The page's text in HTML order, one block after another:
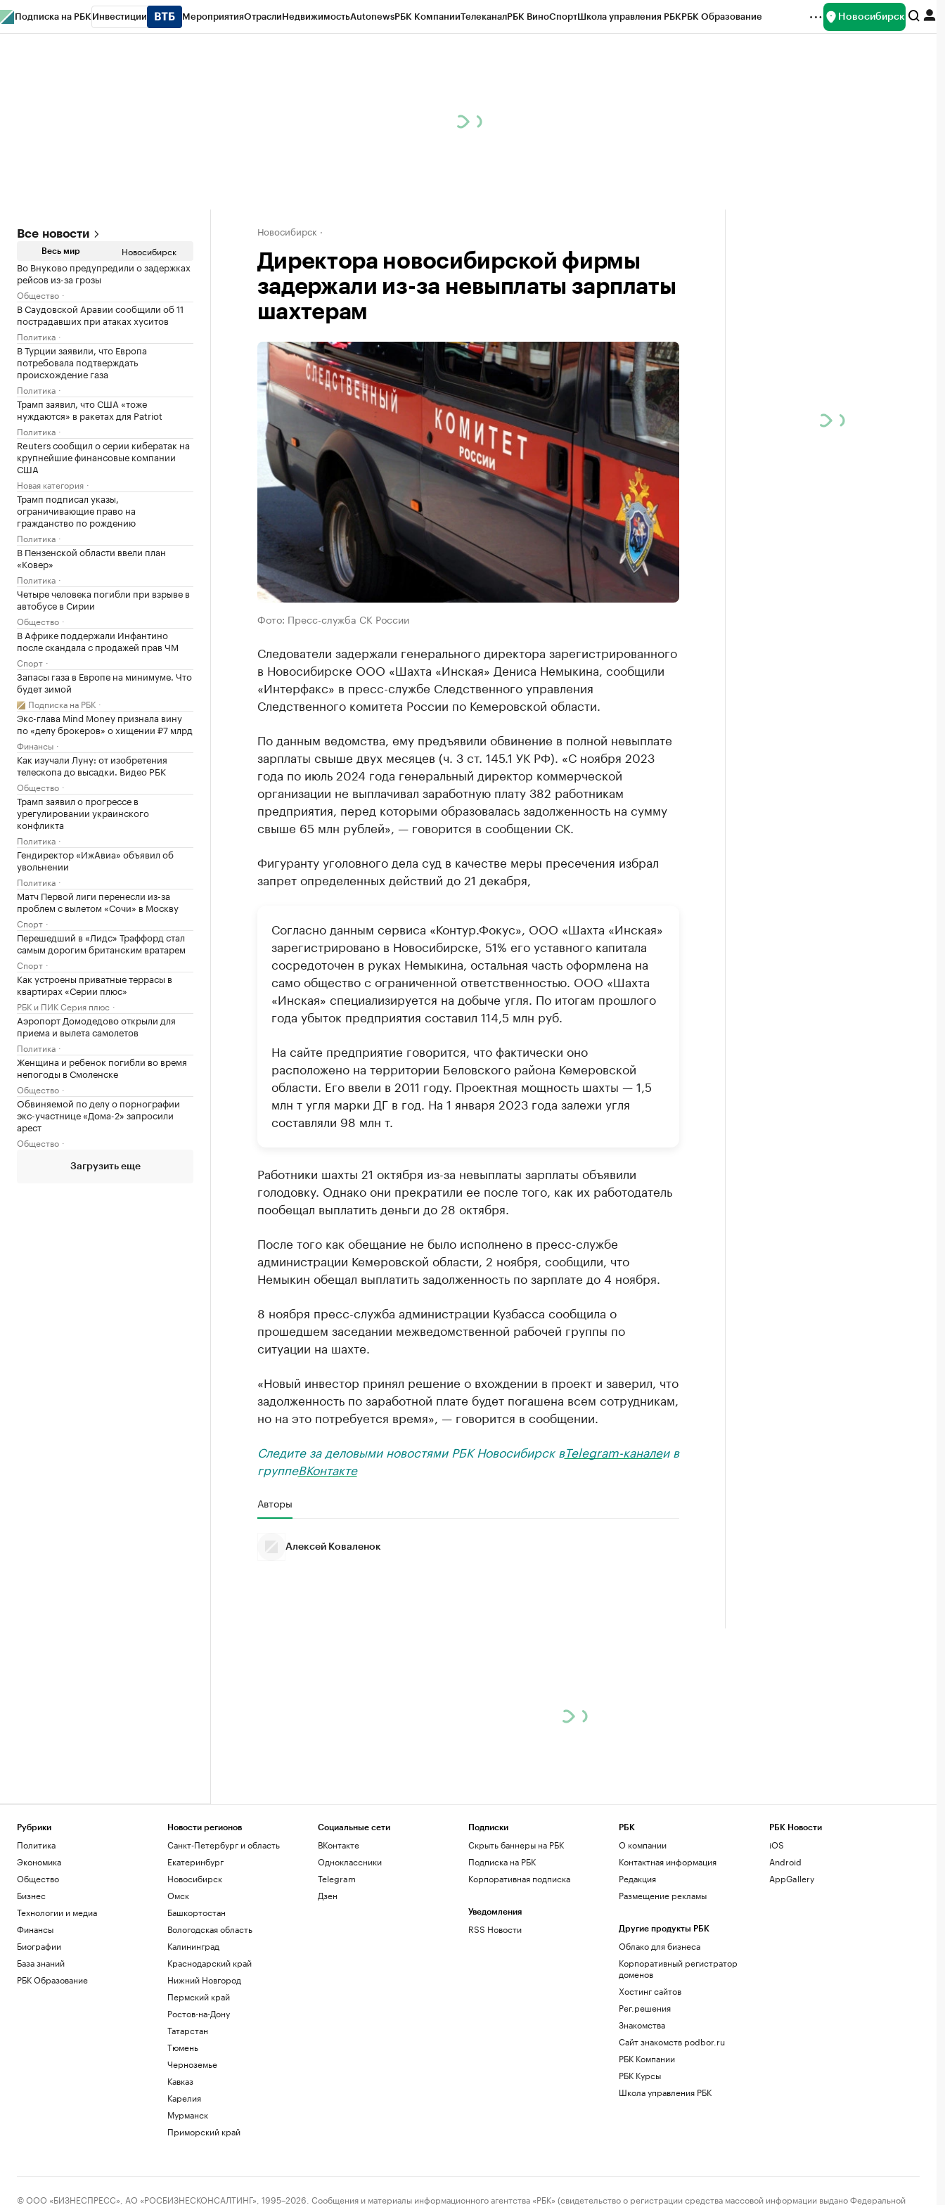
Подписка на РБК Инвестиции МероприятияОтраслиНедвижимостьAutonewsРБК КомпанииТелеканалРБК ВиноСпортШкола управления РБКРБК Образование Новосибирск
Все новости
Весь мир Новосибирск
Во Внуково предупредили о задержках
рейсов из-за грозы
Общество
В Саудовской Аравии сообщили об 11
пострадавших при атаках хуситов
Политика
В Турции заявили, что Европа
потребовала подтверждать
происхождение газа
Политика
Трамп заявил, что США «тоже
нуждаются» в ракетах для Patriot
Политика
Reuters сообщил о серии кибератак на
крупнейшие финансовые компании
США
Новая категория
Трамп подписал указы,
ограничивающие право на
гражданство по рождению
Политика
В Пензенской области ввели план
«Ковер»
Политика
Четыре человека погибли при взрыве в
автобусе в Сирии
Общество
В Африке поддержали Инфантино
после скандала с продажей прав ЧМ
Спорт
Запасы газа в Европе на минимуме. Что
будет зимой
Подписка на РБК
Экс-глава Mind Money признала вину
по «делу брокеров» о хищении ₽7 млрд
Финансы
Как изучали Луну: от изобретения
телескопа до высадки. Видео РБК
Общество
Трамп заявил о прогрессе в
урегулировании украинского
конфликта
Политика
Гендиректор «ИжАвиа» объявил об
увольнении
Политика
Матч Первой лиги перенесли из-за
проблем с вылетом «Сочи» в Москву
Спорт
Перешедший в «Лидс» Траффорд стал
самым дорогим британским вратарем
Спорт
Как устроены приватные террасы в
квартирах «Серии плюс»
РБК и ПИК Серия плюс
Аэропорт Домодедово открыли для
приема и вылета самолетов
Политика
Женщина и ребенок погибли во время
непогоды в Смоленске
Общество
Обвиняемой по делу о порнографии
экс-участнице «Дома-2» запросили
арест
Общество
Загрузить еще
Новосибирск
Директора новосибирской фирмы
задержали из-за невыплаты зарплаты
шахтерам
Фото: Пресс-служба СК России
Следователи задержали генерального директора зарегистрированного
в Новосибирске ООО «Шахта «Инская» Дениса Немыкина, сообщили
«Интерфакс» в пресс-службе Следственного управления
Следственного комитета России по Кемеровской области.
По данным ведомства, ему предъявили обвинение в полной невыплате
зарплаты свыше двух месяцев (ч. 3 ст. 145.1 УК РФ). «С ноября 2023
года по июль 2024 года генеральный директор коммерческой
организации не выплачивал заработную плату 382 работникам
предприятия, перед которыми образовалась задолженность на сумму
свыше 65 млн рублей», — говорится в сообщении СК.
Фигуранту уголовного дела суд в качестве меры пресечения избрал
запрет определенных действий до 21 декабря,
Согласно данным сервиса «Контур.Фокус», ООО «Шахта «Инская»
зарегистрировано в Новосибирске, 51% его уставного капитала
сосредоточен в руках Немыкина, остальная часть оформлена на
само общество с ограниченной ответственностью. ООО «Шахта
«Инская» специализируется на добыче угля. По итогам прошлого
года убыток предприятия составил 114,5 млн руб.
На сайте предприятие говорится, что фактически оно
расположено на территории Беловского района Кемеровской
области. Его ввели в 2011 году. Проектная мощность шахты — 1,5
млн т угля марки ДГ в год. На 1 января 2023 года залежи угля
составляли 98 млн т.
Работники шахты 21 октября из-за невыплаты зарплаты объявили
голодовку. Однако они прекратили ее после того, как их работодатель
пообещал выплатить деньги до 28 октября.
После того как обещание не было исполнено в пресс-службе
администрации Кемеровской области, 2 ноября, сообщили, что
Немыкин обещал выплатить задолженность по зарплате до 4 ноября.
8 ноября пресс-служба администрации Кузбасса сообщила о
прошедшем заседании межведомственной рабочей группы по
ситуации на шахте.
«Новый инвестор принял решение о вхождении в проект и заверил, что
задолженность по заработной плате будет погашена всем сотрудникам,
но на это потребуется время», — говорится в сообщении.
Следите за деловыми новостями РБК Новосибирск вTelegram-каналеи в
группеВКонтакте
Авторы
Алексей Коваленок
Рубрики
Политика
Экономика
Общество
Бизнес
Технологии и медиа
Финансы
Биографии
База знаний
РБК Образование
Новости регионов
Санкт-Петербург и область
Екатеринбург
Новосибирск
Омск
Башкортостан
Вологодская область
Калининград
Краснодарский край
Нижний Новгород
Пермский край
Ростов-на-Дону
Татарстан
Тюмень
Черноземье
Кавказ
Карелия
Мурманск
Приморский край
Социальные сети
ВКонтакте
Одноклассники
Telegram
Дзен
Подписки
Скрыть баннеры на РБК
Подписка на РБК
Корпоративная подписка
Уведомления
RSS Новости
РБК
О компании
Контактная информация
Редакция
Размещение рекламы
Другие продукты РБК
Облако для бизнеса
Корпоративный регистратор
доменов
Хостинг сайтов
Рег.решения
Знакомства
Сайт знакомств podbor.ru
РБК Компании
РБК Курсы
Школа управления РБК
РБК Новости
iOS
Android
AppGallery
© ООО «БИЗНЕСПРЕСС», АО «РОСБИЗНЕСКОНСАЛТИНГ», 1995–2026. Сообщения и материалы информационного агентства «РБК» (свидетельство о регистрации средства массовой информации выдано Федеральной